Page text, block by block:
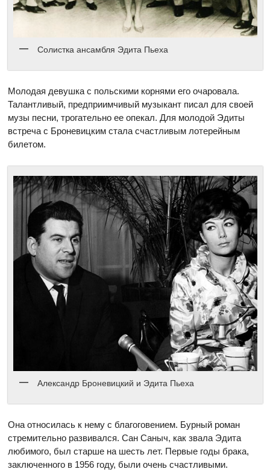
Солистка ансамбля Эдита Пьеха
Молодая девушка с польскими корнями его очаровала.
Талантливый, предприимчивый музыкант писал для своей
музы песни, трогательно ее опекал. Для молодой Эдиты
встреча с Броневицким стала счастливым лотерейным
билетом.
Александр Броневицкий и Эдита Пьеха
Она относилась к нему с благоговением. Бурный роман
стремительно развивался. Сан Саныч, как звала Эдита
любимого, был старше на шесть лет. Первые годы брака,
заключенного в 1956 году, были очень счастливыми.